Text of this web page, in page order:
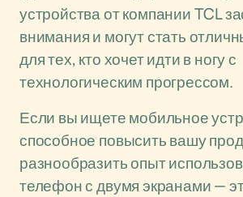
устройства от компании TCL
внимания и могут стать
для тех, кто хочет идти в ногу с
технологическим прогрессом.
Если вы ищете мобильное
способное повысить вашу
разнообразить опыт
телефон с двумя экранами —